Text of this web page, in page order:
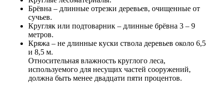
Брёвна – длинные отрезки деревьев, очищенные от
сучьев.
Кругляк или подтоварник – длинные брёвна 3 – 9
метров.
Кряжа – не длинные куски ствола деревьев около 6,5
и 8,5 м.
Относительная влажность круглого леса,
используемого для несущих частей сооружений,
должна быть менее двадцати пяти процентов.